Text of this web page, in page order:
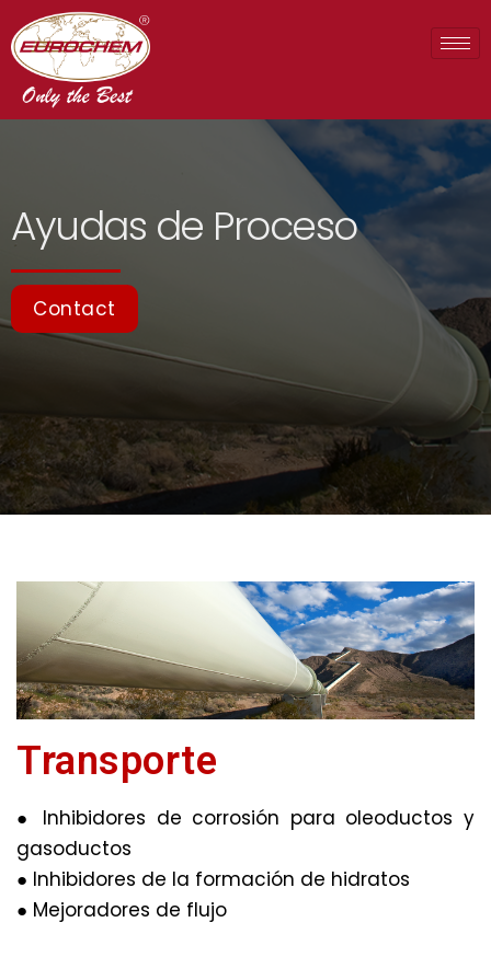
Ayudas de Proceso
Contact
Transporte
● Inhibidores de corrosión para oleoductos y
gasoductos
● Inhibidores de la formación de hidratos
● Mejoradores de flujo